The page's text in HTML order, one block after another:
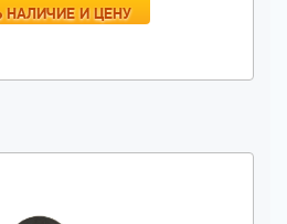
НАЛИЧИЕ И ЦЕНУ